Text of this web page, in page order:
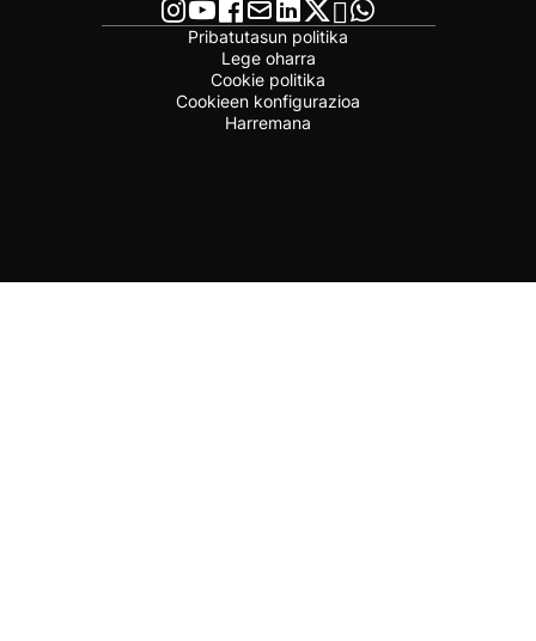
Pribatutasun politika
Lege oharra
Cookie politika
Cookieen konfigurazioa
Harremana